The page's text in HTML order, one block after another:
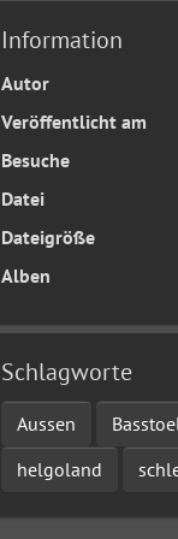
Information
Autor
Veröffentlicht am
Besuche
Datei
Dateigröße
Alben
Schlagworte
Aussen
helgoland